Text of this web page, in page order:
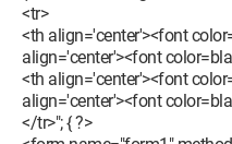
<tr>
<th align='center'><font
align='center'><font
<th align='center'><font
align='center'><font
</tr>"; { ?>